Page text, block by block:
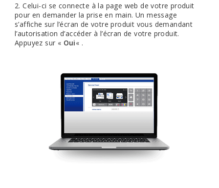
2. Celui-ci se connecte à la page web de votre produit
pour en demander la prise en main. Un message
s’affiche sur l’écran de votre produit vous demandant
l’autorisation d’accéder à l’écran de votre produit.
Appuyez sur « Oui« .